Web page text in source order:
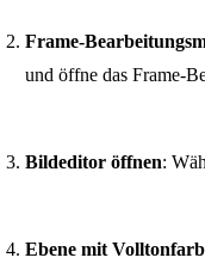
Frame-
und öffne das Frame-
Bildeditor öffnen:
Ebene mit